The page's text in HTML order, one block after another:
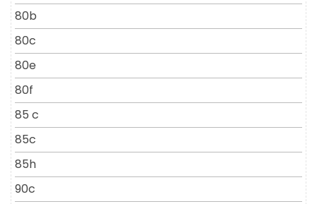
80b
80c
80e
80f
85 c
85c
85h
90c